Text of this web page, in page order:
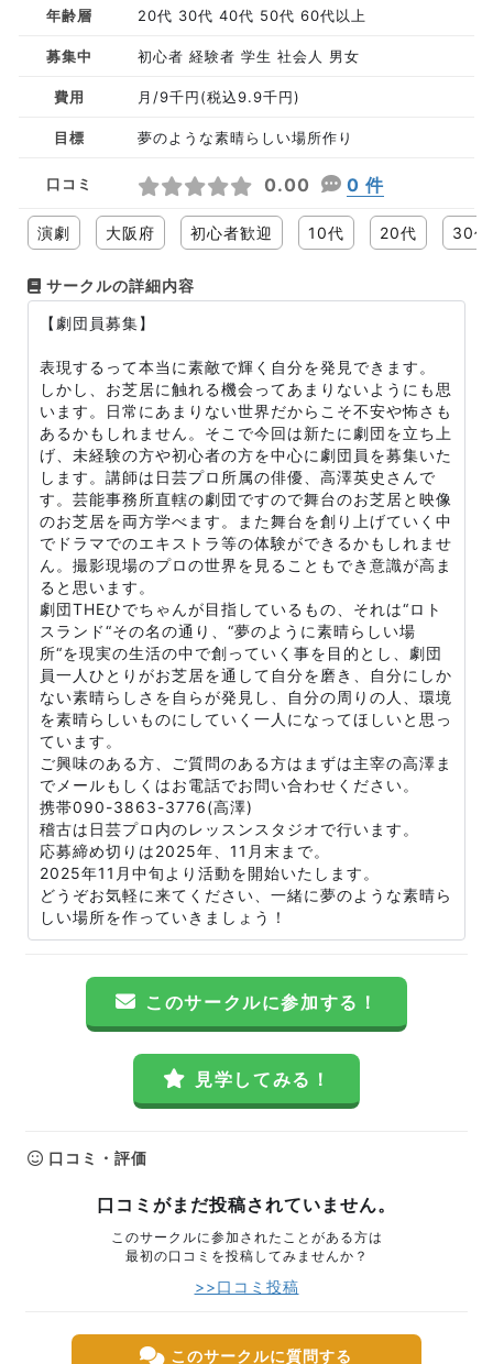
年齢層 20代 30代 40代 50代 60代以上
募集中 初心者 経験者 学生 社会人 男女
費用 月/9千円(税込9.9千円)
目標 夢のような素晴らしい場所作り
口コミ 0.00 0 件
演劇 大阪府 初心者歓迎 10代 20代 30代
サークルの詳細内容
【劇団員募集】
表現するって本当に素敵で輝く自分を発見できます。
しかし、お芝居に触れる機会ってあまりないようにも思
います。日常にあまりない世界だからこそ不安や怖さも
あるかもしれません。そこで今回は新たに劇団を立ち上
げ、未経験の方や初心者の方を中心に劇団員を募集いた
します。講師は日芸プロ所属の俳優、高澤英史さんで
す。芸能事務所直轄の劇団ですので舞台のお芝居と映像
のお芝居を両方学べます。また舞台を創り上げていく中
でドラマでのエキストラ等の体験ができるかもしれませ
ん。撮影現場のプロの世界を見ることもでき意識が高ま
ると思います。
劇団THEひでちゃんが目指しているもの、それは“ロト
スランド“その名の通り、“夢のように素晴らしい場
所“を現実の生活の中で創っていく事を目的とし、劇団
員一人ひとりがお芝居を通して自分を磨き、自分にしか
ない素晴らしさを自らが発見し、自分の周りの人、環境
を素晴らしいものにしていく一人になってほしいと思っ
ています。
ご興味のある方、ご質問のある方はまずは主宰の高澤ま
でメールもしくはお電話でお問い合わせください。
携帯090-3863-3776(高澤)
稽古は日芸プロ内のレッスンスタジオで行います。
応募締め切りは2025年、11月末まで。
2025年11月中旬より活動を開始いたします。
どうぞお気軽に来てください、一緒に夢のような素晴ら
しい場所を作っていきましょう！
このサークルに参加する！
見学してみる！
口コミ・評価
口コミがまだ投稿されていません。
このサークルに参加されたことがある方は
最初の口コミを投稿してみませんか？
>>口コミ投稿
このサークルに質問する